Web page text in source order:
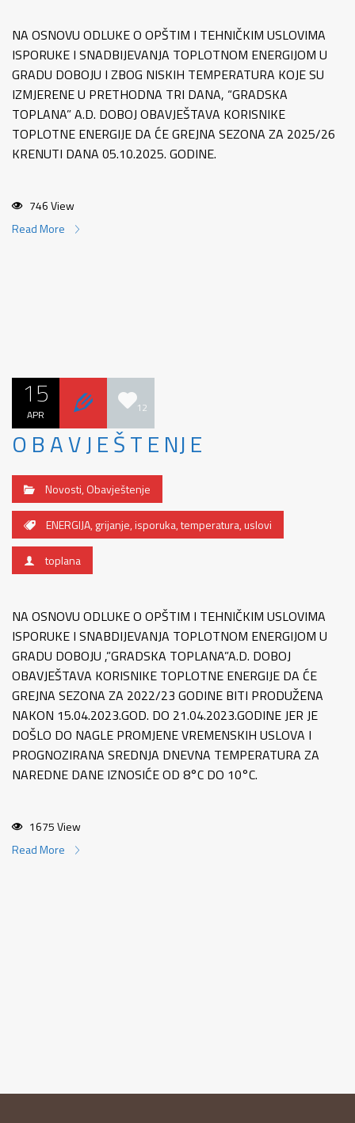
NA OSNOVU ODLUKE O OPŠTIM I TEHNIČKIM USLOVIMA
ISPORUKE I SNADBIJEVANJA TOPLOTNOM ENERGIJOM U
GRADU DOBOJU I ZBOG NISKIH TEMPERATURA KOJE SU
IZMJERENE U PRETHODNA TRI DANA, “GRADSKA
TOPLANA” A.D. DOBOJ OBAVJEŠTAVA KORISNIKE
TOPLOTNE ENERGIJE DA ĆE GREJNA SEZONA ZA 2025/26
KRENUTI DANA 05.10.2025. GODINE.
746 View
Read More
15
APR 12
O B A V J E Š T E NJ E
Novosti,Obavještenje
ENERGIJA,grijanje,isporuka,temperatura,uslovi
toplana
NA OSNOVU ODLUKE O OPŠTIM I TEHNIČKIM USLOVIMA
ISPORUKE I SNABDIJEVANJA TOPLOTNOM ENERGIJOM U
GRADU DOBOJU ,”GRADSKA TOPLANA”A.D. DOBOJ
OBAVJEŠTAVA KORISNIKE TOPLOTNE ENERGIJE DA ĆE
GREJNA SEZONA ZA 2022/23 GODINE BITI PRODUŽENA
NAKON 15.04.2023.GOD. DO 21.04.2023.GODINE JER JE
DOŠLO DO NAGLE PROMJENE VREMENSKIH USLOVA I
PROGNOZIRANA SREDNJA DNEVNA TEMPERATURA ZA
NAREDNE DANE IZNOSIĆE OD 8°C DO 10°C.
1675 View
Read More